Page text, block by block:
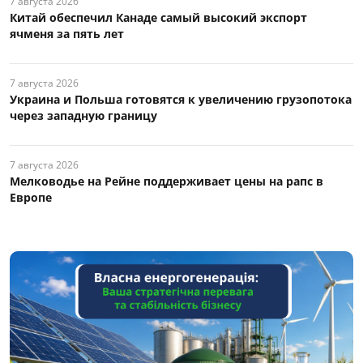
Китай обеспечил Канаде самый высокий экспорт
ячменя за пять лет
7 августа 2026
Украина и Польша готовятся к увеличению грузопотока
через западную границу
7 августа 2026
Мелководье на Рейне поддерживает цены на рапс в
Европе